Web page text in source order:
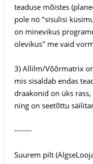
teaduse mõistes
pole nö "sisulisi
on minevikus
olevikus" me vaid
3) Allilm/Võõrmatrix
mis sisaldab endas
draakonid on üks
ning on seetõttu
-------
Suurem pilt